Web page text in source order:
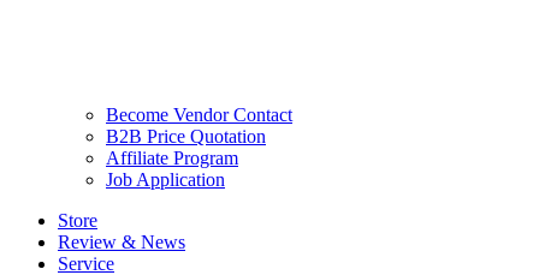
Become Vendor Contact
B2B Price Quotation
Affiliate Program
Job Application
Store
Review & News
Service